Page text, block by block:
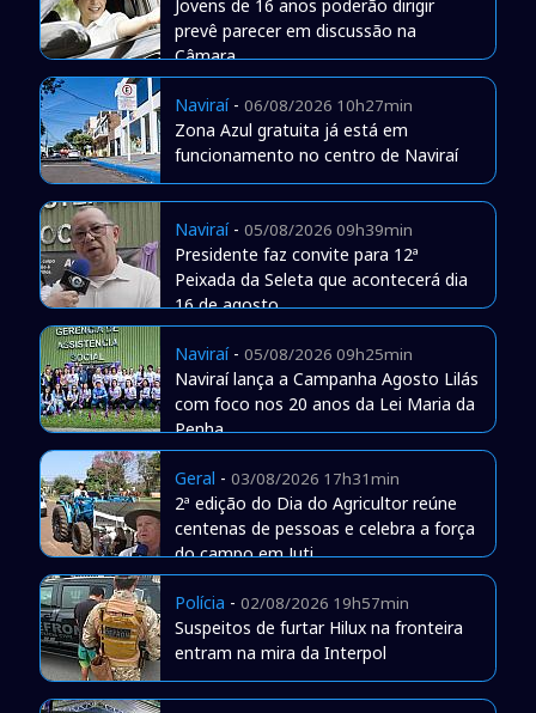
Jovens de 16 anos poderão dirigir
prevê parecer em discussão na
Câmara
Naviraí- 06/08/2026 10h27min
Zona Azul gratuita já está em
funcionamento no centro de Naviraí
Naviraí- 05/08/2026 09h39min
Presidente faz convite para 12ª
Peixada da Seleta que acontecerá dia
16 de agosto
Naviraí- 05/08/2026 09h25min
Naviraí lança a Campanha Agosto Lilás
com foco nos 20 anos da Lei Maria da
Penha
Geral - 03/08/2026 17h31min
2ª edição do Dia do Agricultor reúne
centenas de pessoas e celebra a força
do campo em Juti
Polícia - 02/08/2026 19h57min
Suspeitos de furtar Hilux na fronteira
entram na mira da Interpol